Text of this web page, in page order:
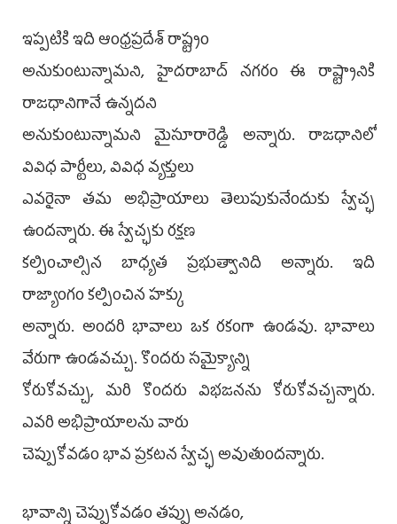
ఇప్పటికి ఇది ఆంధ్రప్రదేశ్ రాష్ట్రం
అనుకుంటున్నామని, హైదరాబాద్ నగరం ఈ రాష్ట్రానికి
రాజధానిగానే ఉన్నదని
అనుకుంటున్నామని మైసూరారెడ్డి అన్నారు. రాజధానిలో
వివిధ పార్టీలు, వివిధ వ్యక్తులు
ఎవరైనా తమ అభిప్రాయాలు తెలుపుకునేందుకు స్వేచ్ఛ
ఉందన్నారు. ఈ స్వేచ్ఛకు రక్షణ
కల్పించాల్సిన బాధ్యత ప్రభుత్వానిది అన్నారు. ఇది
రాజ్యాంగం కల్పించిన హక్కు
అన్నారు. అందరి భావాలు ఒక రకంగా ఉండవు. భావాలు
వేరుగా ఉండవచ్చు. కొందరు సమైక్యాన్ని
కోరుకోవచ్చు, మరి కొందరు విభజనను కోరుకోవచ్చన్నారు.
ఎవరి అభిప్రాయాలను వారు
చెప్పుకోవడం భావ ప్రకటన స్వేచ్ఛ అవుతుందన్నారు.
భావాన్ని చెప్పుకోవడం తప్పు అనడం,